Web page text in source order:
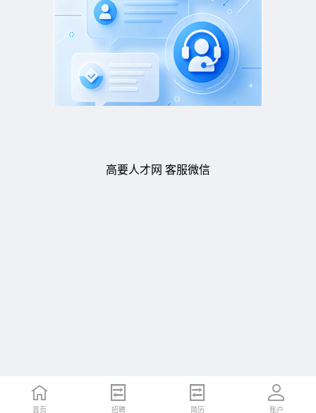
高要人才网 客服微信
首页 招聘 简历 账户